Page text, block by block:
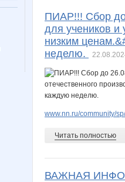
ПИАР!!! Сбор до
для учеников и
низким
неделю.
www.nn.ru/community/
Читать полностью
ВАЖНАЯ